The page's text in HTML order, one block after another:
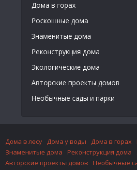
Дома в горах
Роскошные дома
Знаменитые дома
Реконструкция дома
Экологические дома
Авторские проекты домов
Необычные сады и парки
Дома в лесу Дома у воды Дома в горах
Знаменитые дома
Реконструкция дома
Авторские проекты домов
Необычные